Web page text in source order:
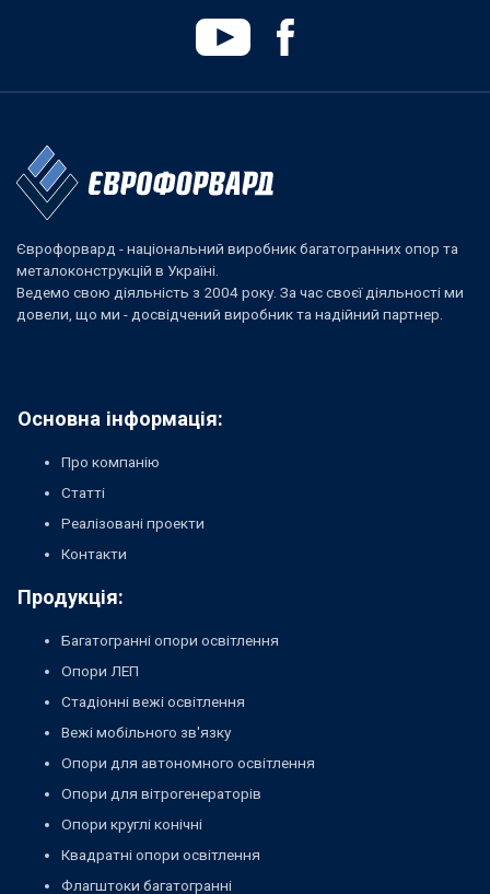
Єврофорвард - національний виробник багатогранних опор та
металоконструкцій в Україні.
Ведемо свою діяльність з 2004 року. За час своєї діяльності ми
довели, що ми - досвідчений виробник та надійний партнер.
Основна інформація:
Про компанію
Статті
Реалізовані проекти
Контакти
Продукція:
Багатогранні опори освітлення
Опори ЛЕП
Стадіонні вежі освітлення
Вежі мобільного зв'язку
Опори для автономного освітлення
Опори для вітрогенераторів
Опори круглі конічні
Квадратні опори освітлення
Флагштоки багатогранні